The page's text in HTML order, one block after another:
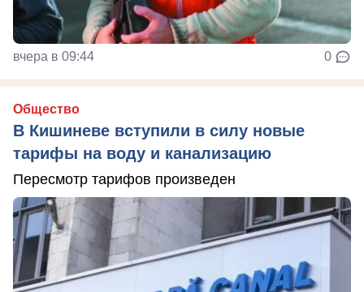
вчера в 09:44 0
Общество
В Кишиневе вступили в силу новые
тарифы на воду и канализацию
Пересмотр тарифов произведен